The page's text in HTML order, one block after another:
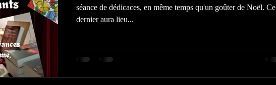
séance de dédicaces, en même temps qu'un goûter de Noël. Ce
dernier aura lieu...